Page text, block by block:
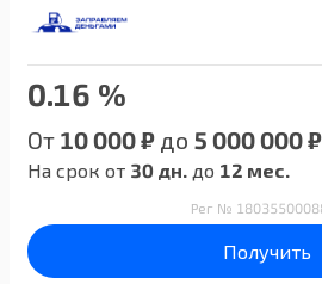
0.16 %
От 10 000 ₽ до 5 000 000 ₽
На срок от 30 дн. до 12 мес.
Рег №
Получить